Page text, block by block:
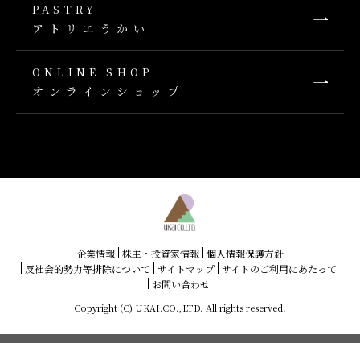
PASTRY
アトリエうかい
ONLINE SHOP
オンラインショップ
企業情報 株主・投資家情報 個人情報保護方針
反社会的勢力等排除について
サイトマップ
サイトのご利用にあたって
お問い合わせ
Copyright (C) UKAI.CO.,LTD. All rights reserved.